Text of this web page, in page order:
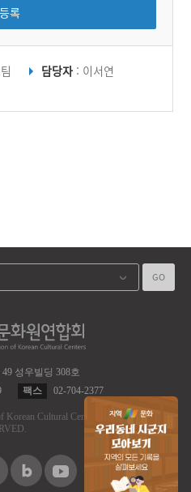
등록
담당자 : 이서연
성우빌딩 308호
팩스 02-704-2377
Korean Cultural Centers.
ALL RIGHT RES
GO